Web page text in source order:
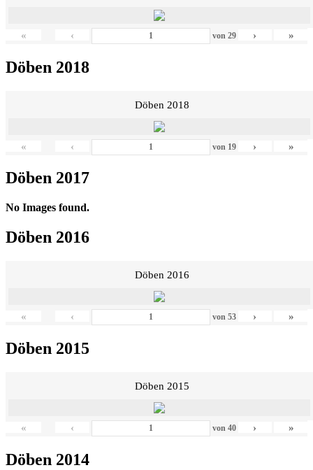
« ‹ von 29 › »
Döben 2018
Döben 2018
« ‹ von 19 › »
Döben 2017
No Images found.
Döben 2016
Döben 2016
« ‹ von 53 › »
Döben 2015
Döben 2015
« ‹ von 40 › »
Döben 2014